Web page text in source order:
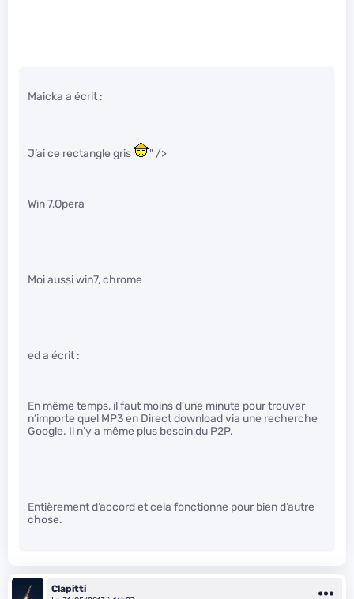
Maicka a écrit :
J’ai ce rectangle gris " />
Win 7,Opera
Moi aussi win7, chrome
ed a écrit :
En même temps, il faut moins d’une minute pour trouver
n’importe quel MP3 en Direct download via une recherche
Google. Il n’y a même plus besoin du P2P.
Entièrement d’accord et cela fonctionne pour bien d’autre
chose.
Clapitti